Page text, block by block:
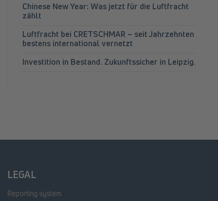
Chinese New Year: Was jetzt für die Luftfracht
zählt
Luftfracht bei CRETSCHMAR – seit Jahrzehnten
bestens international vernetzt
Investition in Bestand. Zukunftssicher in Leipzig.
LEGAL
Reporting system